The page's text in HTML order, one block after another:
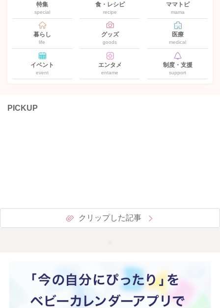
特集
special
食・レシピ
recipe
ママトピ
mama
暮らし
life
グッズ
goods
医療
medical
イベント
event
エンタメ
entame
制度・支援
support
PICKUP
クリップした記事